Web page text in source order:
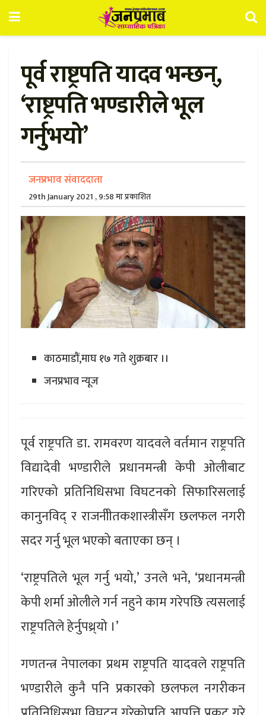
पूर्व राष्ट्रपति यादव भन्छन्,
‘राष्ट्रपति भण्डारीले भूल
गर्नुभयो’
जनप्रभाव संवाददाता
29th January 2021 , 9:58 मा प्रकाशित
काठमाडौं,माघ १७ गते शुक्रबार ।।
जनप्रभाव न्यूज
पूर्व राष्ट्रपति डा. रामवरण यादवले वर्तमान राष्ट्रपति
विद्यादेवी भण्डारीले प्रधानमन्त्री केपी ओलीबाट
गरिएको प्रतिनिधिसभा विघटनको सिफारिसलाई
कानुनविद् र राजनीीतकशास्त्रीसँग छलफल नगरी
सदर गर्नु भूल भएको बताएका छन् ।
‘राष्ट्रपतिले भूल गर्नु भयो,’ उनले भने, ‘प्रधानमन्त्री
केपी शर्मा ओलीले गर्न नहुने काम गरेपछि त्यसलाई
राष्ट्रपतिले हेर्नुपथ्र्यो ।’
गणतन्त्र नेपालका प्रथम राष्ट्रपति यादवले राष्ट्रपति
भण्डारीले कुनै पनि प्रकारको छलफल नगरीकन